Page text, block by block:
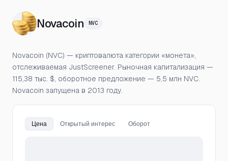
Novacoin — Цена, открытый
NVC
Novacoin (NVC) — криптовалюта категории «монета»,
отслеживаемая JustScreener. Рыночная капитализация —
115,38 тыс. $, оборотное предложение — 5,5 млн NVC.
Novacoin запущена в 2013 году.
Цена Открытый интерес Оборот